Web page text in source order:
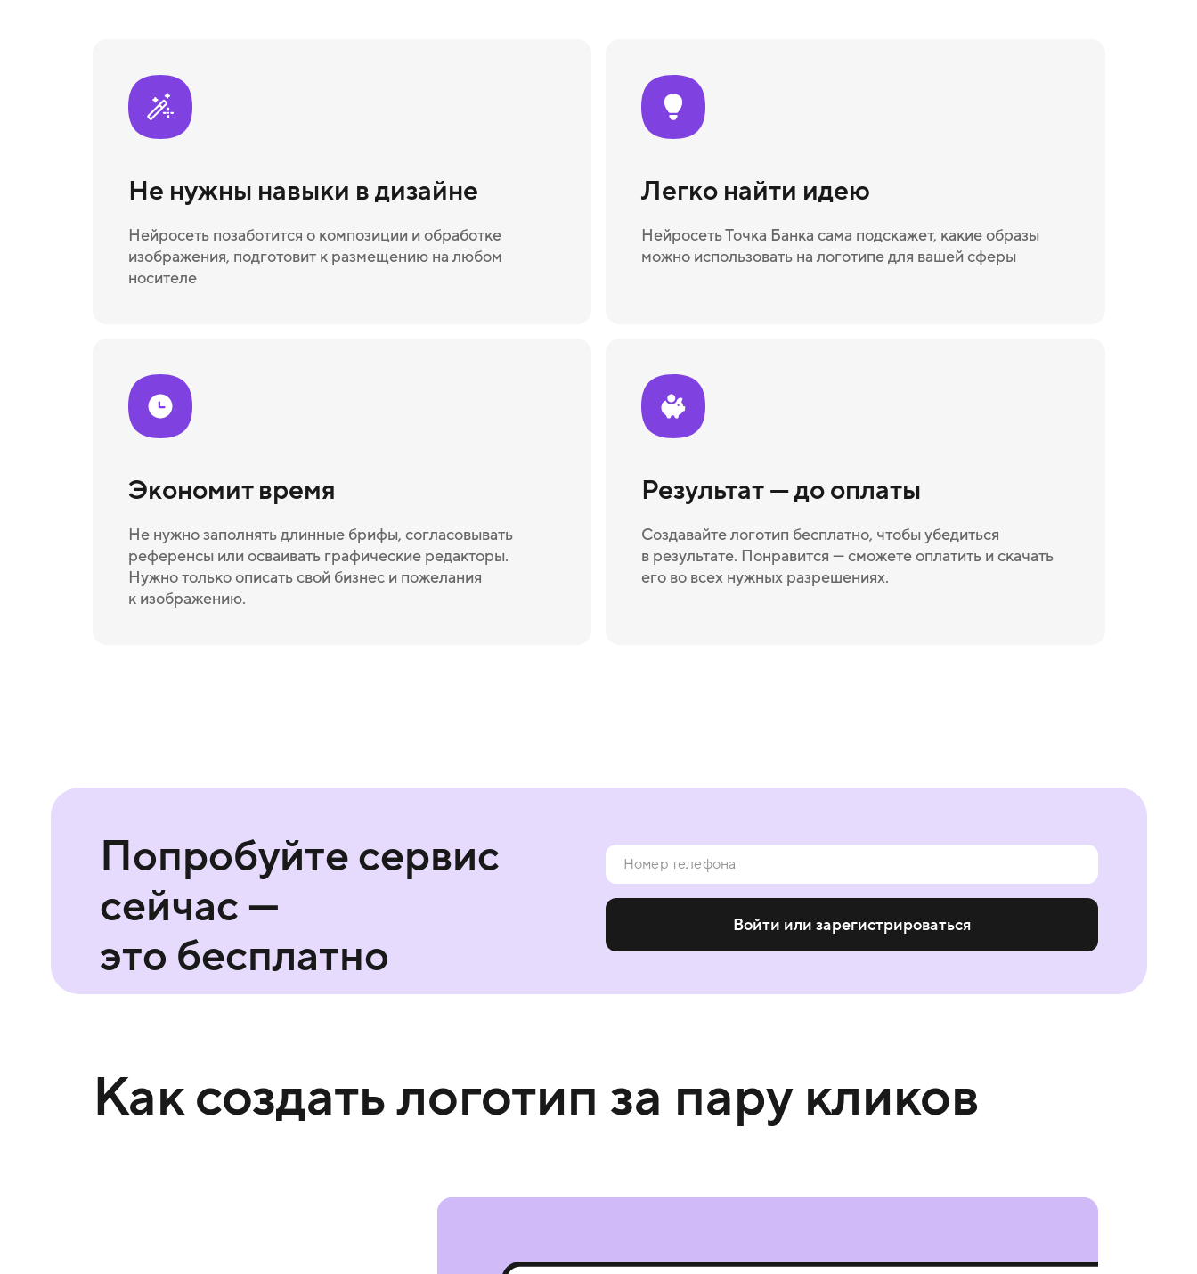
Не нужны навыки в дизайне
Нейросеть позаботится о композиции и обработке
изображения, подготовит к размещению на любом
носителе
Легко найти идею
Нейросеть Точка Банка сама подскажет, какие образы
можно использовать на логотипе для вашей сферы
Экономит время
Не нужно заполнять длинные брифы, согласовывать
референсы или осваивать графические редакторы.
Нужно только описать свой бизнес и пожелания
к изображению.
Результат — до оплаты
Создавайте логотип бесплатно, чтобы убедиться
в результате. Понравится — сможете оплатить и скачать
его во всех нужных разрешениях.
Попробуйте сервис
сейчас —
это бесплатно
Войти или зарегистрироваться
Как создать логотип за пару кликов